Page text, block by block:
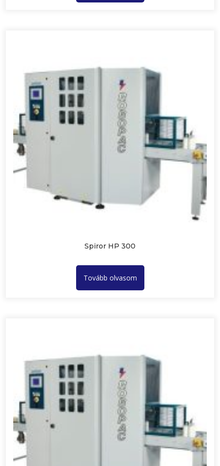
Spiror HP 300
Tovább olvasom